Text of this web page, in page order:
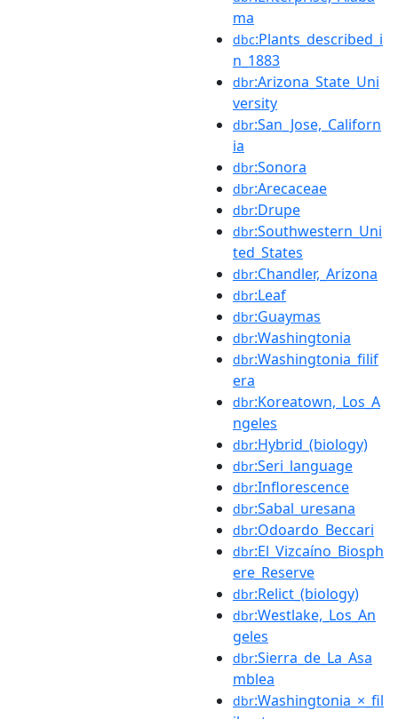
ma
dbc:Plants_described_i
n_1883
dbr:Arizona_State_Uni
versity
dbr:San_Jose,_Californ
ia
dbr:Sonora
dbr:Arecaceae
dbr:Drupe
dbr:Southwestern_Uni
ted_States
dbr:Chandler,_Arizona
dbr:Leaf
dbr:Guaymas
dbr:Washingtonia
dbr:Washingtonia_filif
era
dbr:Koreatown,_Los_A
ngeles
dbr:Hybrid_(biology)
dbr:Seri_language
dbr:Inflorescence
dbr:Sabal_uresana
dbr:Odoardo_Beccari
dbr:El_Vizcaíno_Biosph
ere_Reserve
dbr:Relict_(biology)
dbr:Westlake,_Los_An
geles
dbr:Sierra_de_La_Asa
mblea
dbr:Washingtonia_×_fil